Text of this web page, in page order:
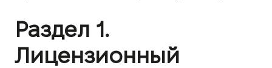
Раздел 1.
Лицензионный